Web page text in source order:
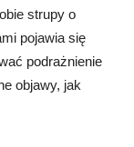
strupy o
pojawia się
podrażnienie
objawy, jak